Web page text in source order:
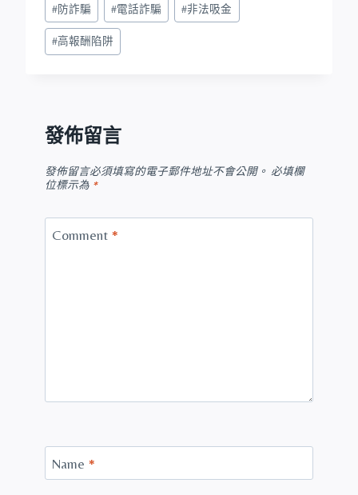
#防詐騙 #電話詐騙 #非法吸金
#高報酬陷阱
發佈留言
發佈留言必須填寫的電子郵件地址不會公開。 必填欄
位標示為 *
Comment *
Name *